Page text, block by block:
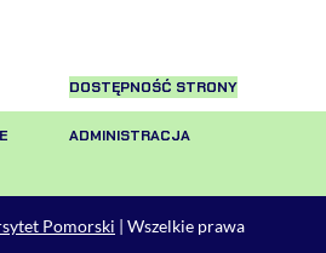
DOSTĘPNOŚĆ STRONY
ADMINISTRACJA
Pomorski | Wszelkie prawa